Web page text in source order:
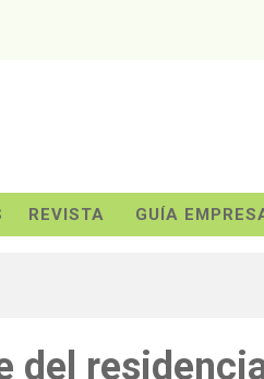
REVISTA GUÍA
del